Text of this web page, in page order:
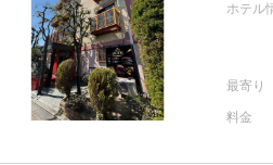
ホテル
最寄り
料金